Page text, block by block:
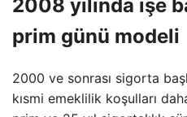
2008 yılında işe
prim günü modeli
2000 ve sonrası sigorta
kısmi emeklilik koşulları